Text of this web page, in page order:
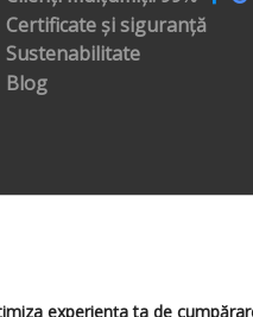
Certificate și siguranță
Sustenabilitate
Blog
experienţa ta de